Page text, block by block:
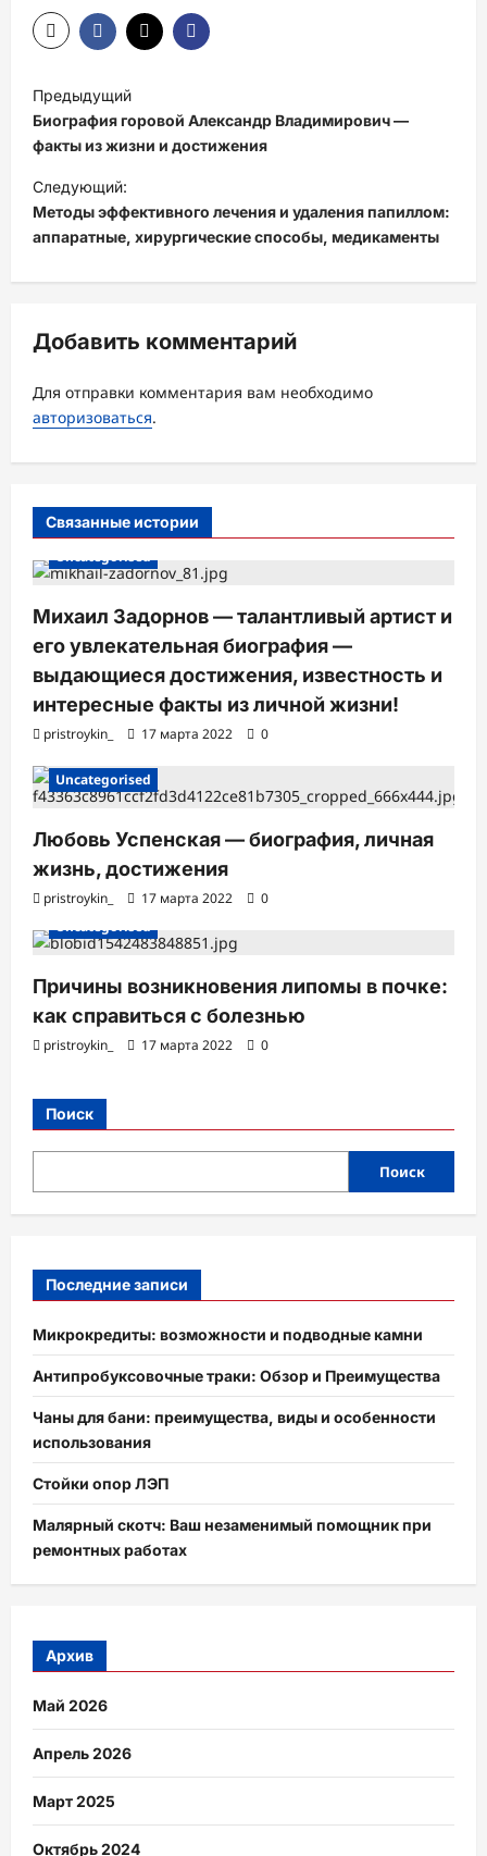
а
в
и
г
а
ц
я
з
а
и
Предыдущий
Биография горовой Александр Владимирович —
факты из жизни и достижения
Следующий:
Методы эффективного лечения и удаления папиллом:
аппаратные, хирургические способы, медикаменты
Добавить комментарий
Для отправки комментария вам необходимо
авторизоваться.
Связанные истории
Uncategorised
Михаил Задорнов — талантливый артист и
его увлекательная биография —
выдающиеся достижения, известность и
интересные факты из личной жизни!
pristroykin_ 17 марта 2022 0
Uncategorised
Любовь Успенская — биография, личная
жизнь, достижения
pristroykin_ 17 марта 2022
0
Uncategorised
Причины возникновения липомы в почке:
как справиться с болезнью
pristroykin_ 17 марта 2022 0
Поиск
Поиск
Последние записи
Микрокредиты: возможности и подводные камни
Антипробуксовочные траки: Обзор и Преимущества
Чаны для бани: преимущества, виды и особенности
использования
Стойки опор ЛЭП
Малярный скотч: Ваш незаменимый помощник при
ремонтных работах
Архив
Май 2026
Апрель 2026
Март 2025
Октябрь 2024